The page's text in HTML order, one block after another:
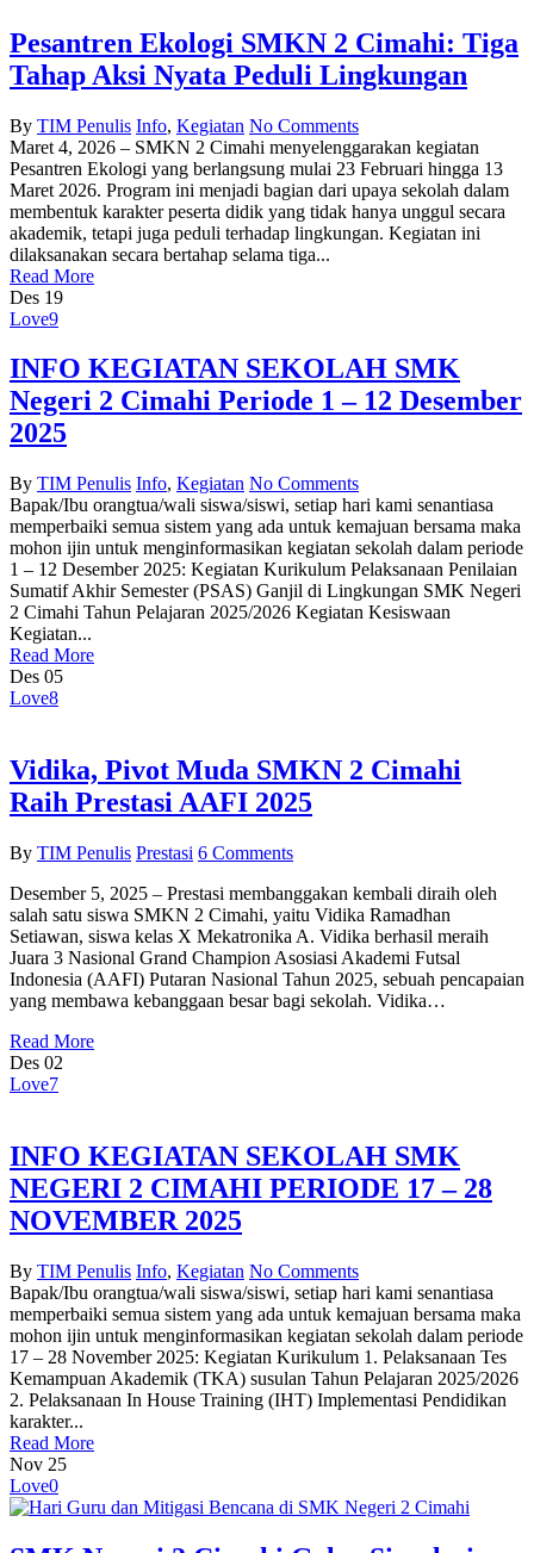
Pesantren Ekologi SMKN 2 Cimahi: Tiga
Tahap Aksi Nyata Peduli Lingkungan
By TIM Penulis Info, Kegiatan No Comments
Maret 4, 2026 – SMKN 2 Cimahi menyelenggarakan kegiatan
Pesantren Ekologi yang berlangsung mulai 23 Februari hingga 13
Maret 2026. Program ini menjadi bagian dari upaya sekolah dalam
membentuk karakter peserta didik yang tidak hanya unggul secara
akademik, tetapi juga peduli terhadap lingkungan. Kegiatan ini
dilaksanakan secara bertahap selama tiga...
Read More
Des 19
Love9
INFO KEGIATAN SEKOLAH SMK
Negeri 2 Cimahi Periode 1 – 12 Desember
2025
By TIM Penulis Info, Kegiatan No Comments
Bapak/Ibu orangtua/wali siswa/siswi, setiap hari kami senantiasa
memperbaiki semua sistem yang ada untuk kemajuan bersama maka
mohon ijin untuk menginformasikan kegiatan sekolah dalam periode
1 – 12 Desember 2025: Kegiatan Kurikulum Pelaksanaan Penilaian
Sumatif Akhir Semester (PSAS) Ganjil di Lingkungan SMK Negeri
2 Cimahi Tahun Pelajaran 2025/2026 Kegiatan Kesiswaan
Kegiatan...
Read More
Des 05
Love8
Vidika, Pivot Muda SMKN 2 Cimahi
Raih Prestasi AAFI 2025
By TIM Penulis Prestasi 6 Comments
Desember 5, 2025 – Prestasi membanggakan kembali diraih oleh
salah satu siswa SMKN 2 Cimahi, yaitu Vidika Ramadhan
Setiawan, siswa kelas X Mekatronika A. Vidika berhasil meraih
Juara 3 Nasional Grand Champion Asosiasi Akademi Futsal
Indonesia (AAFI) Putaran Nasional Tahun 2025, sebuah pencapaian
yang membawa kebanggaan besar bagi sekolah. Vidika…
Read More
Des 02
Love7
INFO KEGIATAN SEKOLAH SMK
NEGERI 2 CIMAHI PERIODE 17 – 28
NOVEMBER 2025
By TIM Penulis Info, Kegiatan No Comments
Bapak/Ibu orangtua/wali siswa/siswi, setiap hari kami senantiasa
memperbaiki semua sistem yang ada untuk kemajuan bersama maka
mohon ijin untuk menginformasikan kegiatan sekolah dalam periode
17 – 28 November 2025: Kegiatan Kurikulum 1. Pelaksanaan Tes
Kemampuan Akademik (TKA) susulan Tahun Pelajaran 2025/2026
2. Pelaksanaan In House Training (IHT) Implementasi Pendidikan
karakter...
Read More
Nov 25
Love0